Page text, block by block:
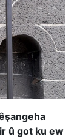
û got ku ew